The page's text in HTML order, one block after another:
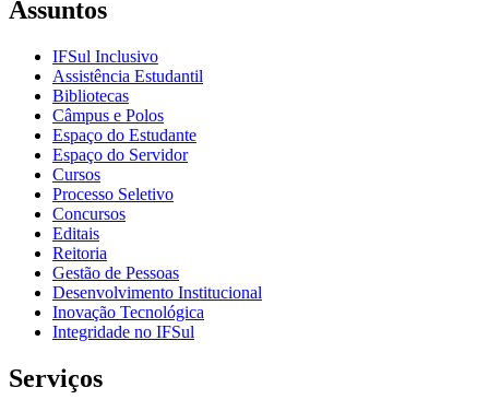
Assuntos
IFSul Inclusivo
Assistência Estudantil
Bibliotecas
Câmpus e Polos
Espaço do Estudante
Espaço do Servidor
Cursos
Processo Seletivo
Concursos
Editais
Reitoria
Gestão de Pessoas
Desenvolvimento Institucional
Inovação Tecnológica
Integridade no IFSul
Serviços